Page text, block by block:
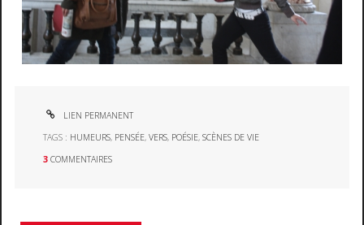
LIEN PERMANENT
TAGS : HUMEURS, PENSÉE,VERS, POÉSIE,SCÈNES DE VIE
3 COMMENTAIRES